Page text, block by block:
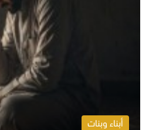
أبناء وبنات